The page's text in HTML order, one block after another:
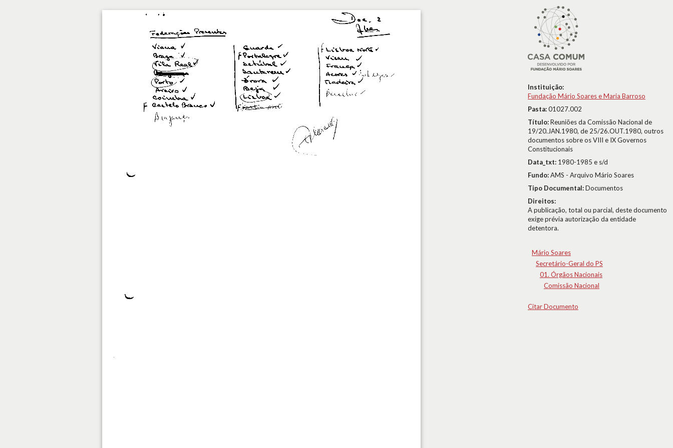
Instituição:
Fundação Mário Soares e Maria Barroso
Pasta:01027.002
Título:Reuniões da Comissão Nacional de
19/20.JAN.1980, de 25/26.OUT.1980, outros
documentos sobre os VIII e IX Governos
Constitucionais
Data_txt: 1980-1985 e s/d
Fundo:AMS - Arquivo Mário Soares
Tipo Documental:Documentos
Direitos:
A publicação, total ou parcial, deste documento
exige prévia autorização da entidade
detentora.
Mário Soares
Secretário-Geral do PS
01. Órgãos Nacionais
Comissão Nacional
Citar Documento